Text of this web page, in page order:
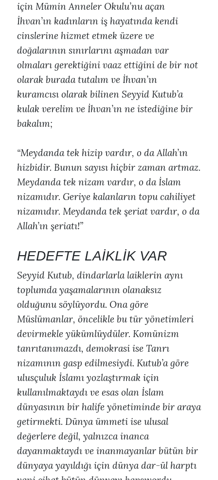
için Mümin Anneler Okulu’nu açan
İhvan’ın kadınların iş hayatında kendi
cinslerine hizmet etmek üzere ve
doğalarının sınırlarını aşmadan var
olmaları gerektiğini vaaz ettiğini de bir not
olarak burada tutalım ve İhvan’ın
kuramcısı olarak bilinen Seyyid Kutub’a
kulak verelim ve İhvan’ın ne istediğine bir
bakalım;
“Meydanda tek hizip vardır, o da Allah’ın
hizbidir. Bunun sayısı hiçbir zaman artmaz.
Meydanda tek nizam vardır, o da İslam
nizamıdır. Geriye kalanların topu cahiliyet
nizamıdır. Meydanda tek şeriat vardır, o da
Allah’ın şeriatı!”
HEDEFTE LAİKLİK VAR
Seyyid Kutub, dindarlarla laiklerin aynı
toplumda yaşamalarının olanaksız
olduğunu söylüyordu. Ona göre
Müslümanlar, öncelikle bu tür yönetimleri
devirmekle yükümlüydüler. Komünizm
tanrıtanımazdı, demokrasi ise Tanrı
nizamının gasp edilmesiydi. Kutub’a göre
ulusçuluk İslamı yozlaştırmak için
kullanılmaktaydı ve esas olan İslam
dünyasının bir halife yönetiminde bir araya
getirmekti. Dünya ümmeti ise ulusal
değerlere değil, yalnızca inanca
dayanmaktaydı ve inanmayanlar bütün bir
dünyaya yayıldığı için dünya dar-ül harptı